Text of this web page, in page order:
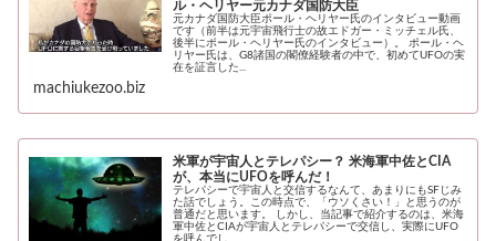
ル・ヘリヤー元カナダ国防大臣
元カナダ国防大臣ポール・ヘリヤー氏のインタビュー動画
です（前半は元宇宙飛行士の故エドガー・ミッチェル氏、
後半にポール・ヘリヤー氏のインタビュー）。 ポール・ヘ
リヤー氏は、G8諸国の閣僚経験者の中で、初めてUFOの実
在を証言した...
machiukezoo.biz
米軍が宇宙人とテレパシー？ 米海軍中佐とCIA
が、本当にUFOを呼んだ！
テレパシーで宇宙人と交信するなんて、あまりにもSFじみ
た話でしょう。この時点で、「ウソくさい！」と思うのが
普通だと思います。 しかし、当記事で紹介するのは、米海
軍中佐とCIAが宇宙人とテレパシーで交信し、実際にUFO
を呼んでし...